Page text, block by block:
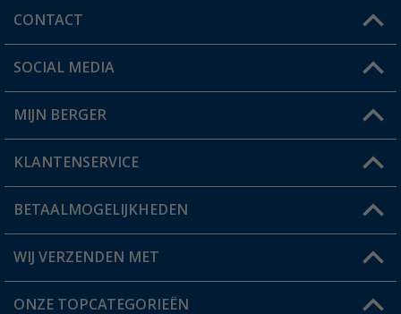
CONTACT
Een vraag?
Winkel vinden
SOCIAL MEDIA
MIJN BERGER
Mijn account
Status bestelling
Verlanglijstje
KLANTENSERVICE
FAQ & Contact
Verzendinformatie
BETAALMOGELIJKHEDEN
WIJ VERZENDEN MET
ONZE TOPCATEGORIEËN